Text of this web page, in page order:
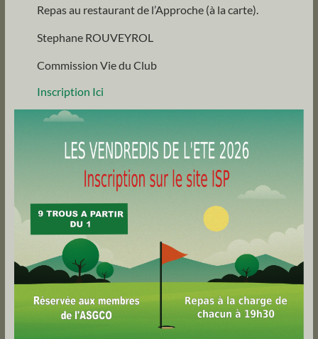
Repas au restaurant de l’Approche (à la carte).
Stephane ROUVEYROL
Commission Vie du Club
Inscription Ici